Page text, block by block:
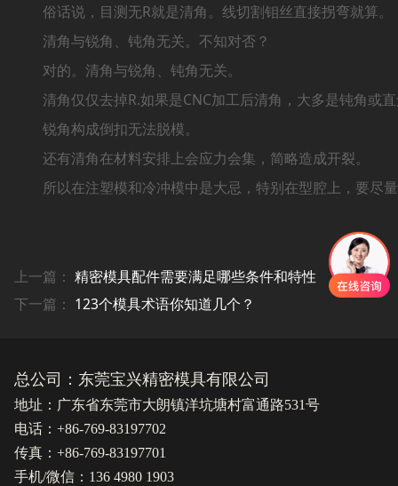
俗话说，目测无R就是清角。线切割钼丝直接拐弯就算。
清角与锐角、钝角无关。不知对否？
对的。清角与锐角、钝角无关。
清角仅仅去掉R.如果是CNC加工后清角，大多是钝角或
锐角构成倒扣无法脱模。
还有清角在材料安排上会应力会集，简略造成开裂。
所以在注塑模和冷冲模中是大忌，特别在型腔上，要尽
上一篇： 精密模具配件需要满足哪些条件和特性
下一篇： 123个模具术语你知道几个？
总公司：东莞宝兴精密模具有限公司
地址：广东省东莞市大朗镇洋坑塘村富通路531号
电话：+86-769-83197702
传真：+86-769-83197701
手机/微信：136 4980 1903